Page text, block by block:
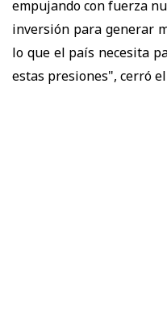
empujando con fuerza
inversión para generar
lo que el país necesita
estas presiones", cerró